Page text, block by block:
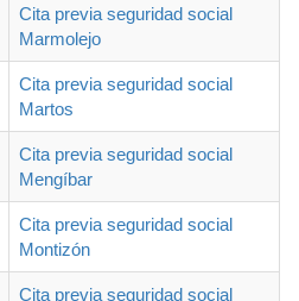
Cita previa seguridad social
Marmolejo
Cita previa seguridad social
Martos
Cita previa seguridad social
Mengíbar
Cita previa seguridad social
Montizón
Cita previa seguridad social